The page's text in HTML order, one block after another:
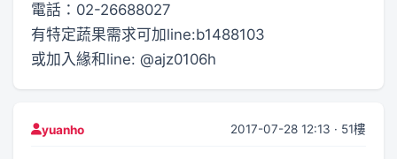
電話：02-26688027
有特定蔬果需求可加line:b1488103
或加入緣和line: @ajz0106h
yuanho 2017-07-28 12:13 · 51樓